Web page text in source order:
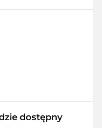
dostępny